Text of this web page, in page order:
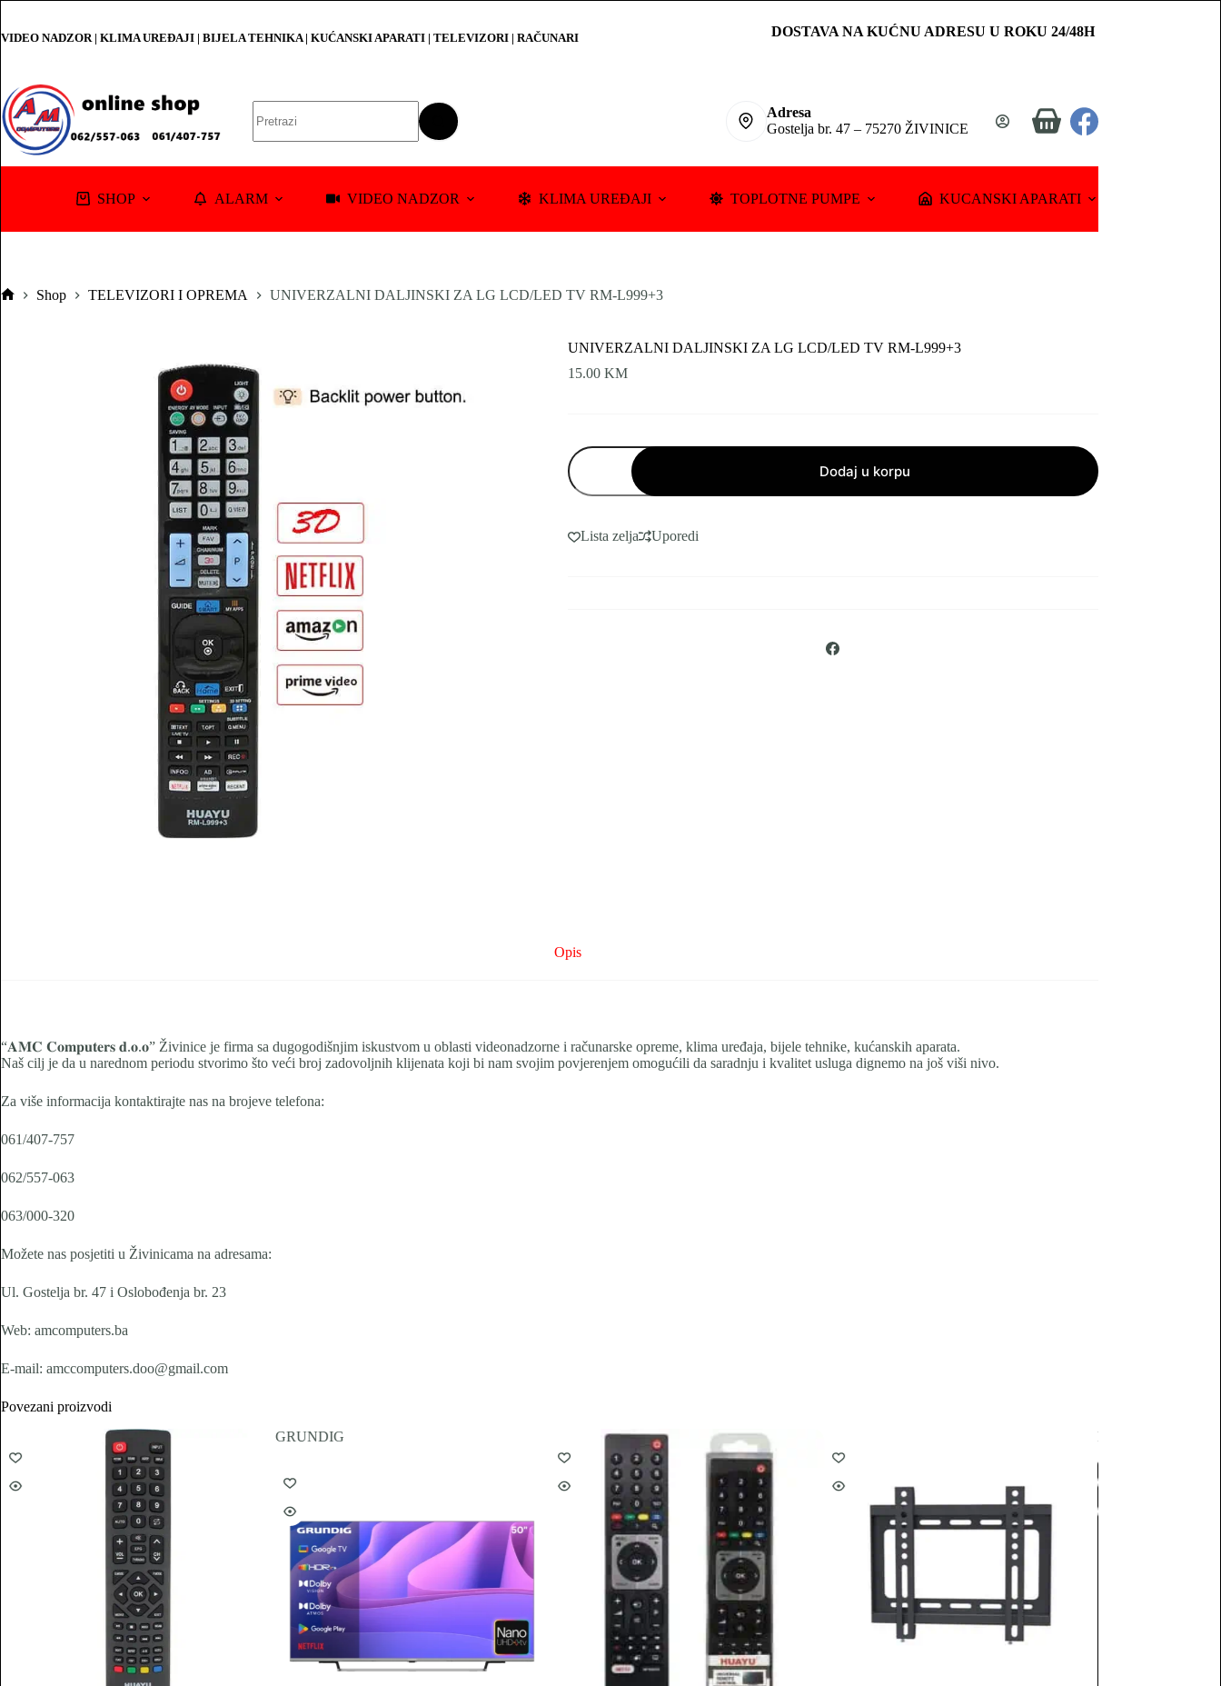
content
VIDEO NADZOR | KLIMA UREĐAJI | BIJELA TEHNIKA | KUĆANSKI APARATI | TELEVIZORI | RAČUNARI DOSTAVA NA KUĆNU ADRESU U ROKU 24/48H
results
Adresa
Gostelja br. 47 – 75270 ŽIVINICE
Shopping
SHOP ALARM VIDEO NADZOR KLIMA UREĐAJI TOPLOTNE PUMPE KUCANSKI APARATI
Shop TELEVIZORI I OPREMA UNIVERZALNI DALJINSKI ZA LG LCD/LED TV RM-L999+3
UNIVERZALNI DALJINSKI ZA LG LCD/LED TV RM-L999+3
15.00 KM
UNIVERZALNI
DALJINSKI
ZA
LG
TV
RM-
Dodaj u korpu
Lista zelja Uporedi
Opis
“𝐀𝐌𝐂 𝐂𝐨𝐦𝐩𝐮𝐭𝐞𝐫𝐬 𝐝.𝐨.𝐨” Živinice je firma sa dugogodišnjim iskustvom u oblasti videonadzorne i računarske opreme, klima uređaja, bijele tehnike, kućanskih aparata.
Naš cilj je da u narednom periodu stvorimo što veći broj zadovoljnih klijenata koji bi nam svojim povjerenjem omogućili da saradnju i kvalitet usluga dignemo na još viši nivo.
Za više informacija kontaktirajte nas na brojeve telefona:
061/407-757
062/557-063
063/000-320
Možete nas posjetiti u Živinicama na adresama:
Ul. Gostelja br. 47 i Oslobođenja br. 23
Web: amcomputers.ba
E-mail: amccomputers.doo@gmail.com
Povezani proizvodi
GRUNDIG REDLINE